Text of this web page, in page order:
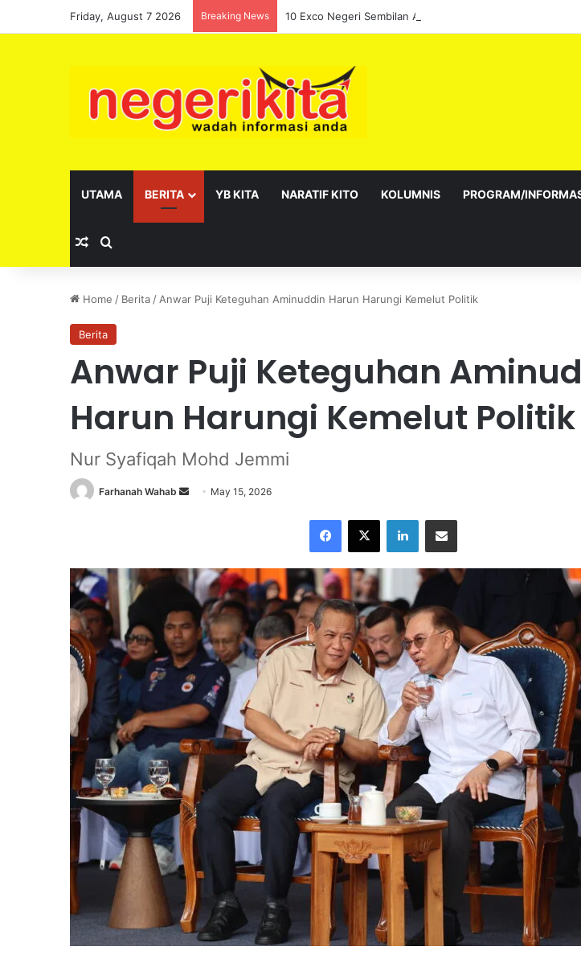
Friday, August 7 2026 Breaking News 10 Exco Negeri Sembilan Angkat Sumpah, Lengkapkan
UTAMA BERITA YB KITA NARATIF KITO KOLUMNIS PROGRAM/
Random Article
Home / Berita / Anwar Puji Keteguhan Aminuddin Harun Harungi Kemelut Politik
Berita
Anwar Puji Keteguhan
Harun Harungi Kemelut Politik
Nur Syafiqah Mohd Jemmi
Farhanah Wahab
a
n
m
a
i
l
May 15, 2026